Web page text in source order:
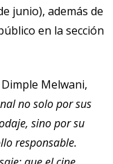
junio), además de
en la sección
Melwani,
no solo por sus
sino por su
responsable.